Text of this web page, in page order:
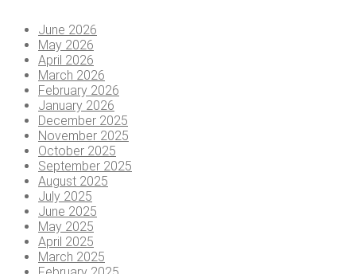
June 2026
May 2026
April 2026
March 2026
February 2026
January 2026
December 2025
November 2025
October 2025
September 2025
August 2025
July 2025
June 2025
May 2025
April 2025
March 2025